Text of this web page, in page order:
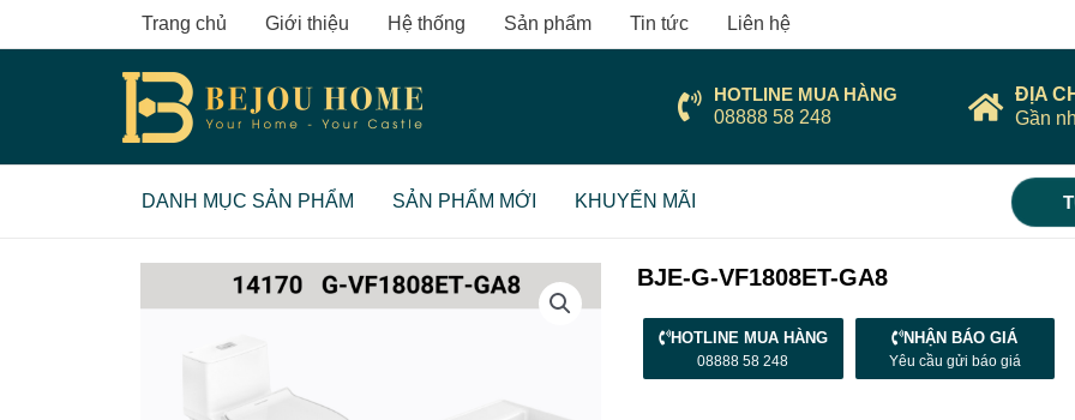
to
Trang chủ Giới thiệu Hệ thống Sản phẩm Tin tức Liên hệ
HOTLINE MUA HÀNG
08888 58 248
ĐỊA
Gần
DANH MỤC SẢN PHẨM SẢN PHẨM MỚI KHUYẾN MÃI
BJE-G-VF1808ET-GA8
HOTLINE MUA HÀNG
08888 58 248
NHẬN BÁO GIÁ
Yêu cầu gửi báo giá